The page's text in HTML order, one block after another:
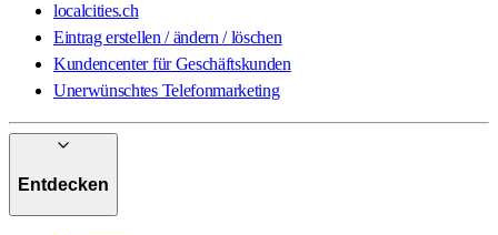
localcities.ch
Eintrag erstellen / ändern / löschen
Kundencenter für Geschäftskunden
Unerwünschtes Telefonmarketing
Entdecken